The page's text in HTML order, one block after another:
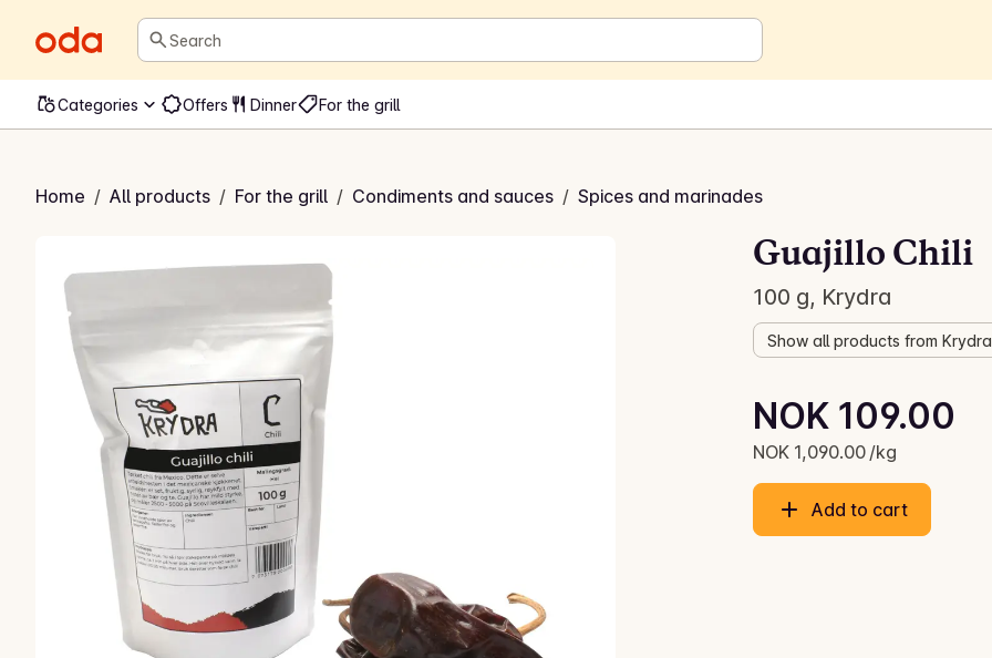
Search
Categories Offers Dinner For the grill
Home / All products / For the grill / Condiments and sauces / Spices and marinades
Chili
Guajillo Chili
100 g, Krydra
Show all products from Krydra
Current price is: NOK 109.00
NOK 109.00
NOK 1,090.00 /kg
Unit price: NOK 1,090.00 /kg
Add to cart